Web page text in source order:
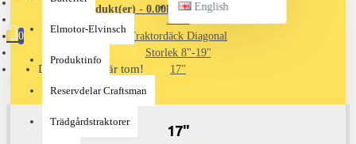
English
0 produkt(er) - 0.00kr
0
Din varukorg är tom!
Elmotor-Elvinsch
Produktinfo
Reservdelar Craftsman
Trädgårdstraktorer
Däck
Traktordäck Diagonal
Storlek 8"-19"
17"
17"